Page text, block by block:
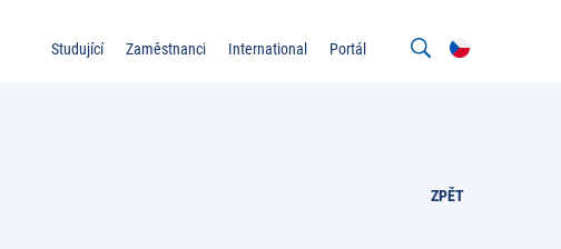
Studující Zaměstnanci International Portál
ZPĚT